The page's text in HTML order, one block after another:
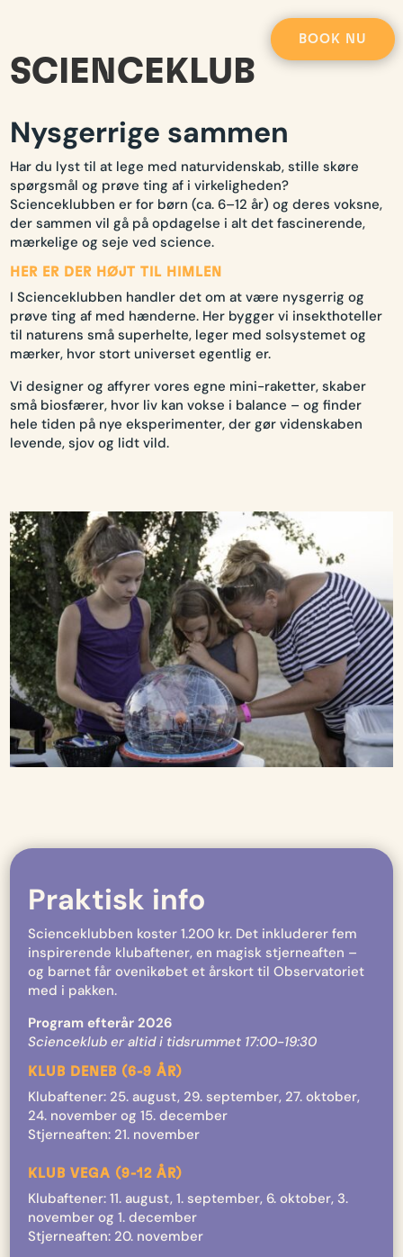
BOOK NU
SCIENCEKLUB
Nysgerrige sammen
Har du lyst til at lege med naturvidenskab, stille skøre
spørgsmål og prøve ting af i virkeligheden?
Scienceklubben er for børn (ca. 6–12 år) og deres voksne,
der sammen vil gå på opdagelse i alt det fascinerende,
mærkelige og seje ved science.
HER ER DER HØJT TIL HIMLEN
I Scienceklubben handler det om at være nysgerrig og
prøve ting af med hænderne. Her bygger vi insekthoteller
til naturens små superhelte, leger med solsystemet og
mærker, hvor stort universet egentlig er.
Vi designer og affyrer vores egne mini-raketter, skaber
små biosfærer, hvor liv kan vokse i balance – og finder
hele tiden på nye eksperimenter, der gør videnskaben
levende, sjov og lidt vild.
Praktisk info
Scienceklubben koster 1.200 kr. Det inkluderer fem
inspirerende klubaftener, en magisk stjerneaften –
og barnet får ovenikøbet et årskort til Observatoriet
med i pakken.
Program efterår 2026
Scienceklub er altid i tidsrummet 17:00-19:30
KLUB DENEB (6-9 ÅR)
Klubaftener: 25. august, 29. september, 27. oktober,
24. november og 15. december
Stjerneaften: 21. november
KLUB VEGA (9-12 ÅR)
Klubaftener: 11. august, 1. september, 6. oktober, 3.
november og 1. december
Stjerneaften: 20. november